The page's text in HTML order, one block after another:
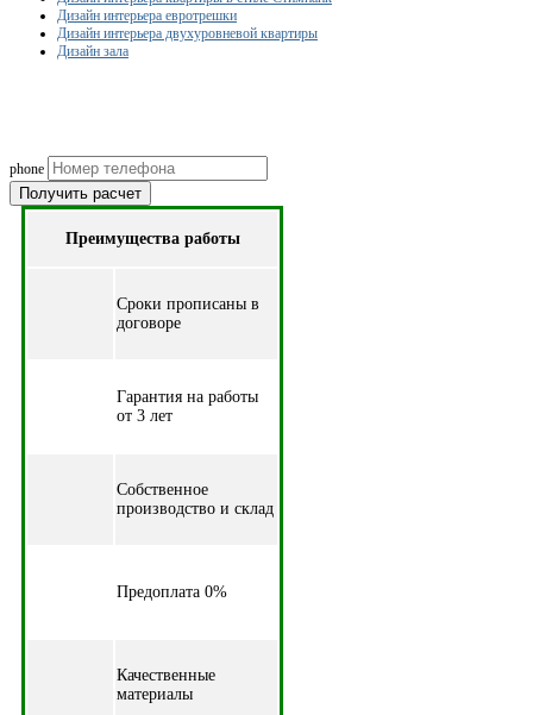
Дизайн интерьера евротрешки
Дизайн интерьера двухуровневой квартиры
Дизайн зала
phone
Получить расчет
Преимущества работы
Cроки прописаны в
договоре
Гарантия на работы
от 3 лет
Собственное
производство и склад
Предоплата 0%
Качественные
материалы